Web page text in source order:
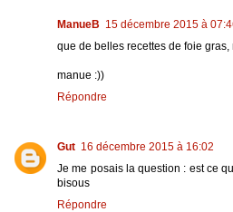
ManueB 15 décembre 2015 à
que de belles recettes de foie gras,
manue :))
Répondre
Gut 16 décembre 2015 à 16:02
Je me posais la question : est ce
bisous
Répondre